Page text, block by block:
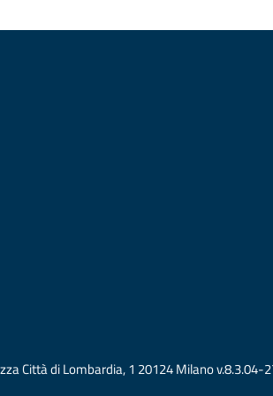
Città di Lombardia, 1 20124 Milano